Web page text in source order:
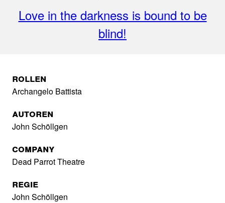
Love in the darkness is bound to be
blind!
Rollen
Archangelo Battista
Autoren
John Schöllgen
Company
Dead Parrot Theatre
Regie
John Schöllgen